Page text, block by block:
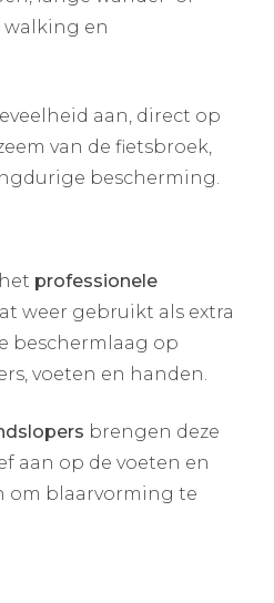
en
aan, direct op
van de fietsbroek,
bescherming.
professionele
weer gebruikt als extra
beschermlaag op
voeten en handen.
brengen deze
aan op de voeten en
om blaarvorming te